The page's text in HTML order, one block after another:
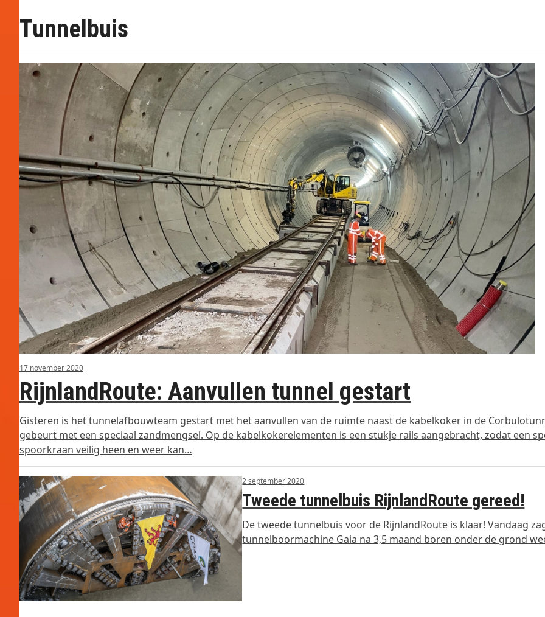
Tunnelbuis
17 november 2020
RijnlandRoute: Aanvullen tunnel gestart
Gisteren is het tunnelafbouwteam gestart met het aanvullen van de ruimte naast de kabelkoker in de
gebeurt met een speciaal zandmengsel. Op de kabelkokerelementen is een stukje rails aangebracht, zodat een
spoorkraan veilig heen en weer kan…
2 september 2020
Tweede tunnelbuis RijnlandRoute gereed!
De tweede tunnelbuis voor de RijnlandRoute is klaar! Vandaag
tunnelboormachine Gaia na 3,5 maand boren onder de grond